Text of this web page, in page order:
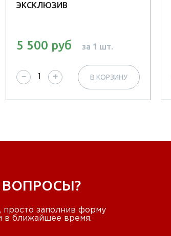
ЭКСКЛЮЗИВ
5 500 руб за 1 шт.
− + В КОРЗИНУ
просто заполнив форму
в ближайшее время.